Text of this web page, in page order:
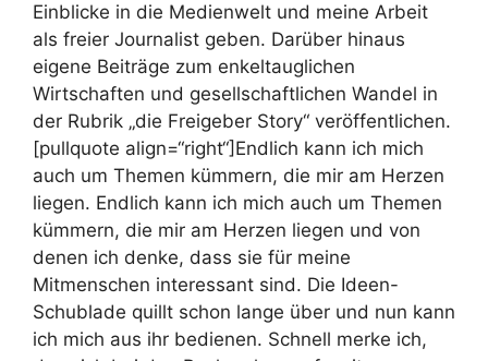
Einblicke in die Medienwelt und meine Arbeit
als freier Journalist geben. Darüber hinaus
eigene Beiträge zum enkeltauglichen
Wirtschaften und gesellschaftlichen Wandel in
der Rubrik „die Freigeber Story“ veröffentlichen.
[pullquote align=“right“]Endlich kann ich mich
auch um Themen kümmern, die mir am Herzen
liegen. Endlich kann ich mich auch um Themen
kümmern, die mir am Herzen liegen und von
denen ich denke, dass sie für meine
Mitmenschen interessant sind. Die Ideen-
Schublade quillt schon lange über und nun kann
ich mich aus ihr bedienen. Schnell merke ich,